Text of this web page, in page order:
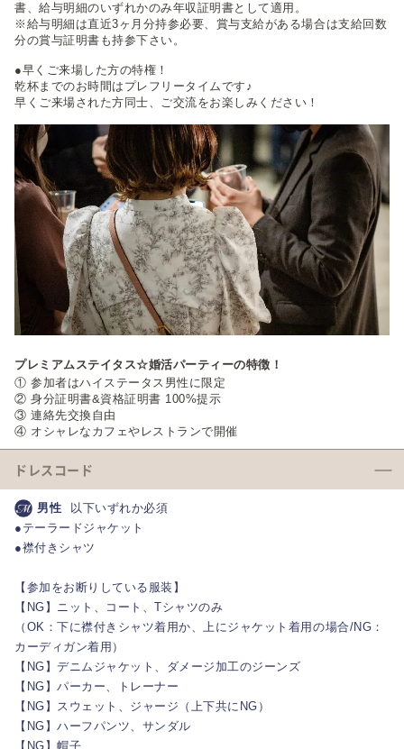
書、給与明細のいずれかのみ年収証明書として適用。
※給与明細は直近3ヶ月分持参必要、賞与支給がある場合は支給回数
分の賞与証明書も持参下さい。
●早くご来場した方の特権！
乾杯までのお時間はプレフリータイムです♪
早くご来場された方同士、ご交流をお楽しみください！
プレミアムステイタス☆婚活パーティーの特徴！
① 参加者はハイステータス男性に限定
② 身分証明書&資格証明書 100%提示
③ 連絡先交換自由
④ オシャレなカフェやレストランで開催
ドレスコード
男性
以下いずれか必須
●テーラードジャケット
●襟付きシャツ
【参加をお断りしている服装】
【NG】ニット、コート、Tシャツのみ
（OK：下に襟付きシャツ着用か、上にジャケット着用の場合/NG：
カーディガン着用）
【NG】デニムジャケット、ダメージ加工のジーンズ
【NG】パーカー、トレーナー
【NG】スウェット、ジャージ（上下共にNG）
【NG】ハーフパンツ、サンダル
【NG】帽子